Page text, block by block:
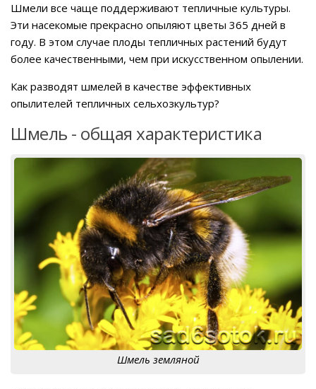
Шмели все чаще поддерживают тепличные культуры.
Эти насекомые прекрасно опыляют цветы 365 дней в
году. В этом случае плоды тепличных растений будут
более качественными, чем при искусственном опылении.
Как разводят шмелей в качестве эффективных
опылителей тепличных сельхозкультур?
Шмель - общая характеристика
Шмель земляной